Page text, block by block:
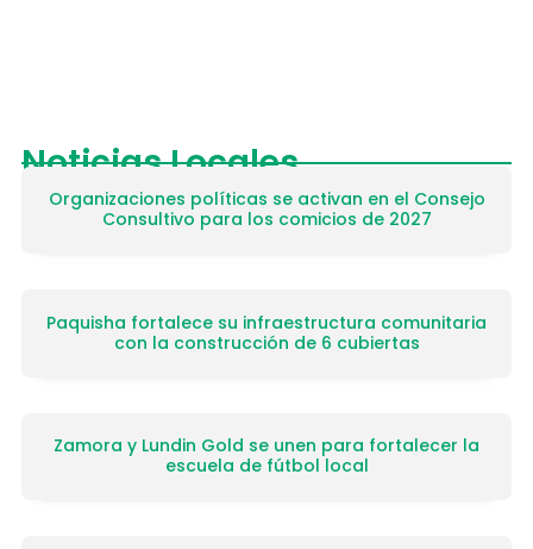
Noticias Locales
Organizaciones políticas se activan en el Consejo
Consultivo para los comicios de 2027
Paquisha fortalece su infraestructura comunitaria
con la construcción de 6 cubiertas
Zamora y Lundin Gold se unen para fortalecer la
escuela de fútbol local